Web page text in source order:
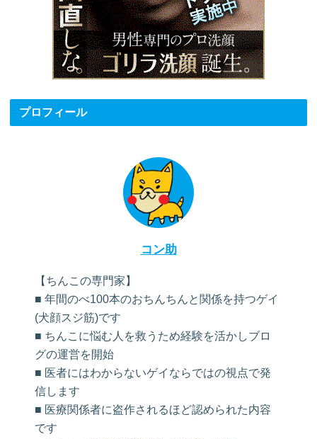
プロフィール
コン助
【ちんこの専門家】
■ 年間のべ100本のおちんちんと関係を持つゲイ
(犬顔スジ筋)です
■ ちんこに悩む人を救うため経験を活かしブロ
グの運営を開始
■ 医者にはわからないゲイならではの視点で発
信します
■ 医療関係者に盗作されるほど認められた内容
です